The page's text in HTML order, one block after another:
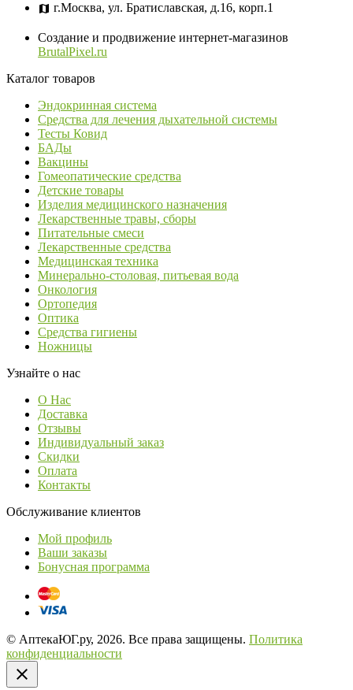
г.Москва, ул. Братиславская, д.16, корп.1
Создание и продвижение интернет-магазинов
BrutalPixel.ru
Каталог товаров
Эндокринная система
Средства для лечения дыхательной системы
Тесты Ковид
БАДы
Вакцины
Гомеопатические средства
Детские товары
Изделия медицинского назначения
Лекарственные травы, сборы
Питательные смеси
Лекарственные средства
Медицинская техника
Минерально-столовая, питьевая вода
Онкология
Ортопедия
Оптика
Средства гигиены
Ножницы
Узнайте о нас
О Нас
Доставка
Отзывы
Индивидуальный заказ
Скидки
Оплата
Контакты
Обслуживание клиентов
Мой профиль
Ваши заказы
Бонусная программа
© АптекаЮГ.ру, 2026. Все права защищены. Политика
конфиденциальности